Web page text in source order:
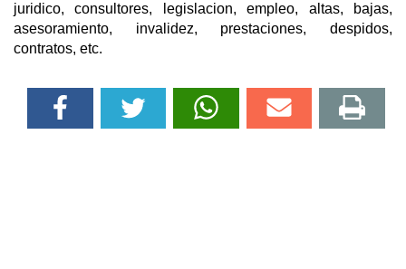
juridico, consultores, legislacion, empleo, altas, bajas,
asesoramiento, invalidez, prestaciones, despidos,
contratos, etc.